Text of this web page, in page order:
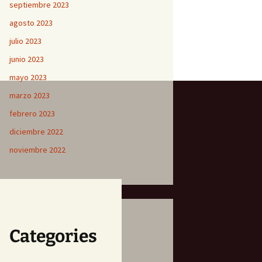
septiembre 2023
agosto 2023
julio 2023
junio 2023
mayo 2023
marzo 2023
febrero 2023
diciembre 2022
noviembre 2022
Categories